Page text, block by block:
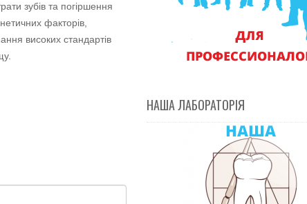
зубів та погіршення
факторів,
високих стандартів
НАША ЛАБОРАТОРІЯ